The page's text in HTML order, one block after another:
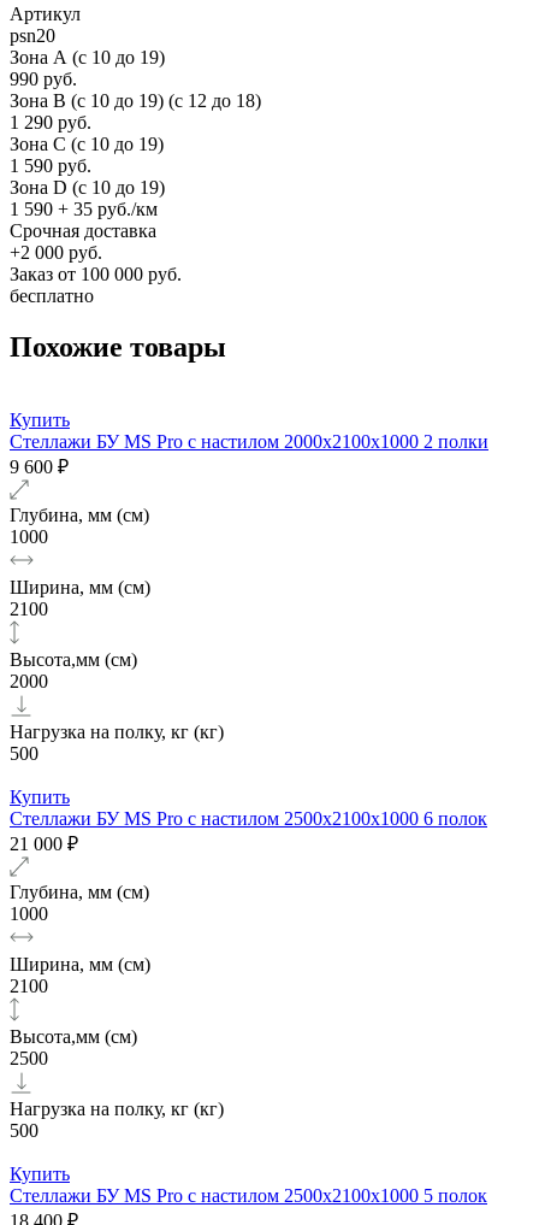
Артикул
psn20
Зона А (c 10 до 19)
990 руб.
Зона B (c 10 до 19) (c 12 до 18)
1 290 руб.
Зона C (c 10 до 19)
1 590 руб.
Зона D (c 10 до 19)
1 590 + 35 руб./км
Срочная доставка
+2 000 руб.
Заказ от 100 000 руб.
бесплатно
Похожие товары
Купить
Стеллажи БУ MS Pro с настилом 2000x2100x1000 2 полки
9 600 ₽
Глубина, мм (см)
1000
Ширина, мм (см)
2100
Высота,мм (см)
2000
Нагрузка на полку, кг (кг)
500
Купить
Стеллажи БУ MS Pro с настилом 2500x2100x1000 6 полок
21 000 ₽
Глубина, мм (см)
1000
Ширина, мм (см)
2100
Высота,мм (см)
2500
Нагрузка на полку, кг (кг)
500
Купить
Стеллажи БУ MS Pro с настилом 2500x2100x1000 5 полок
18 400 ₽